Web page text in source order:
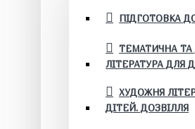
ПІДГОТОВКА
ТЕМАТИЧНА ТА
ЛІТЕРАТУРА ДЛЯ
ХУДОЖНЯ
ДІТЕЙ. ДОЗВІЛЛЯ